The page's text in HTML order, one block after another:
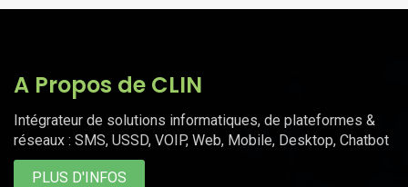
A Propos de CLIN
Intégrateur de solutions informatiques, de plateformes &
réseaux : SMS, USSD, VOIP, Web, Mobile, Desktop, Chatbot
PLUS D'INFOS